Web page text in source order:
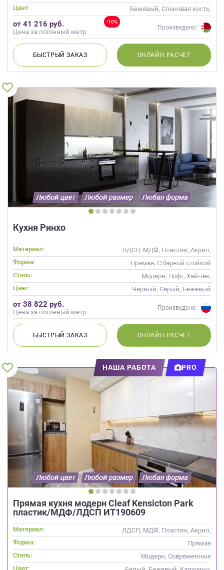
Современные
Цвет:
Бежевый, Слоновая кость,
Кремовый, Оранжевый
-10%
от 41 216 руб.
Цена за погонный метр
Произведено:
БЫСТРЫЙЗАКАЗ ОНЛАЙН РАСЧЕТ
Кухня Ринхо
Материал:
ЛДСП, МДФ, Пластик, Акрил,
Alvic / УФ лак
Форма:
Прямая, С барной стойкой
Стиль:
Модерн, Лофт, Хай-тек,
Современные
Цвет: Черный, Серый, Бежевый
от 38 822 руб.
Цена за погонный метр
Произведено:
БЫСТРЫЙЗАКАЗ ОНЛАЙН РАСЧЕТ
НАША РАБОТА PRO
Прямая кухня модерн Cleaf Kensicton Park
пластик/МДФ/ЛДСП ИТ190609
Материал:
ЛДСП, МДФ, Пластик, Акрил,
Alvic / УФ лак,
Интегрированная ручка, Стекло
Форма:
Прямая
Стиль:
Модерн, Современные
Цвет: